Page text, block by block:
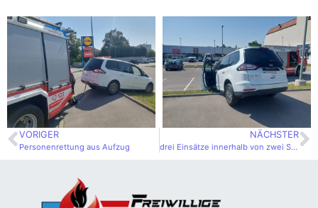
VORIGER
Personenrettung aus Aufzug
NÄCHSTER
drei Einsätze innerhalb von zwei Stunden